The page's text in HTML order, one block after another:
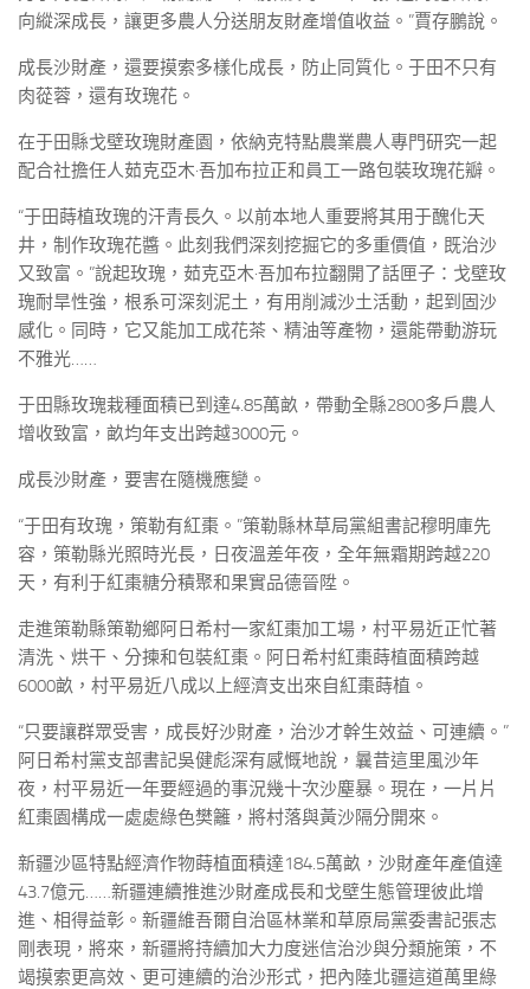
向縱深成長，讓更多農人分送朋友財產增值收益。”賈存鵬說。
成長沙財產，還要摸索多樣化成長，防止同質化。于田不只有
肉蓯蓉，還有玫瑰花。
在于田縣戈壁玫瑰財產園，依納克特點農業農人專門研究一起
配合社擔任人茹克亞木·吾加布拉正和員工一路包裝玫瑰花瓣。
“于田蒔植玫瑰的汗青長久。以前本地人重要將其用于醜化天
井，制作玫瑰花醬。此刻我們深刻挖掘它的多重價值，既治沙
又致富。”說起玫瑰，茹克亞木·吾加布拉翻開了話匣子：戈壁玫
瑰耐旱性強，根系可深刻泥土，有用削減沙土活動，起到固沙
感化。同時，它又能加工成花茶、精油等產物，還能帶動游玩
不雅光……
于田縣玫瑰栽種面積已到達4.85萬畝，帶動全縣2800多戶農人
增收致富，畝均年支出跨越3000元。
成長沙財產，要害在隨機應變。
“于田有玫瑰，策勒有紅棗。”策勒縣林草局黨組書記穆明庫先
容，策勒縣光照時光長，日夜溫差年夜，全年無霜期跨越220
天，有利于紅棗糖分積聚和果實品德晉陞。
走進策勒縣策勒鄉阿日希村一家紅棗加工場，村平易近正忙著
清洗、烘干、分揀和包裝紅棗。阿日希村紅棗蒔植面積跨越
6000畝，村平易近八成以上經濟支出來自紅棗蒔植。
“只要讓群眾受害，成長好沙財產，治沙才幹生效益、可連續。”
阿日希村黨支部書記吳健彪深有感慨地說，曩昔這里風沙年
夜，村平易近一年要經過的事況幾十次沙塵暴。現在，一片片
紅棗園構成一處處綠色樊籬，將村落與黃沙隔分開來。
新疆沙區特點經濟作物蒔植面積達184.5萬畝，沙財產年產值達
43.7億元……新疆連續推進沙財產成長和戈壁生態管理彼此增
進、相得益彰。新疆維吾爾自治區林業和草原局黨委書記張志
剛表現，將來，新疆將持續加大力度迷信治沙與分類施策，不
竭摸索更高效、更可連續的治沙形式，把內陸北疆這道萬里綠